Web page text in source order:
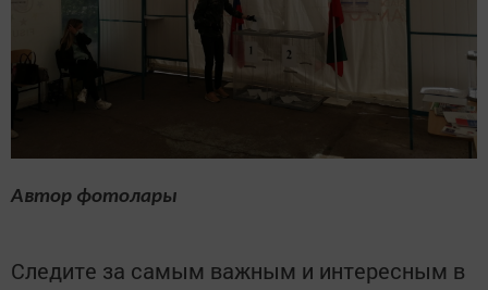
Автор фотолары
Следите за самым важным и интересным в